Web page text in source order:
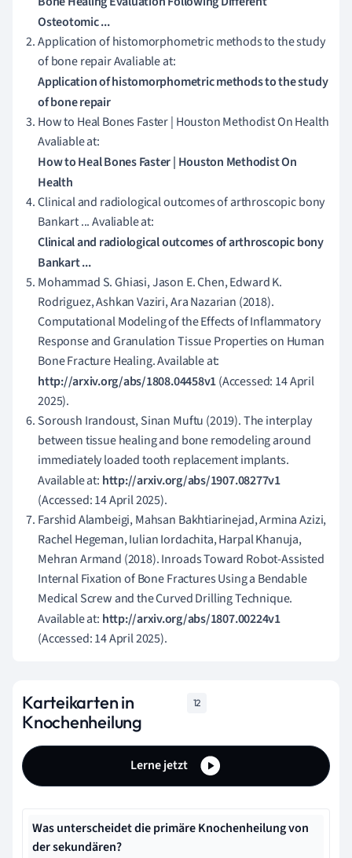
Osteotomic ...
Application of histomorphometric methods to the study
of bone repair Avaliable at:
Application of histomorphometric methods to the study
of bone repair
How to Heal Bones Faster | Houston Methodist On Health
Avaliable at:
How to Heal Bones Faster | Houston Methodist On
Health
Clinical and radiological outcomes of arthroscopic bony
Bankart ... Avaliable at:
Clinical and radiological outcomes of arthroscopic bony
Bankart ...
Mohammad S. Ghiasi, Jason E. Chen, Edward K.
Rodriguez, Ashkan Vaziri, Ara Nazarian (2018).
Computational Modeling of the Effects of Inflammatory
Response and Granulation Tissue Properties on Human
Bone Fracture Healing. Available at:
http://arxiv.org/abs/1808.04458v1(Accessed: 14 April
2025).
Soroush Irandoust, Sinan Muftu (2019). The interplay
between tissue healing and bone remodeling around
immediately loaded tooth replacement implants.
Available at: http://arxiv.org/abs/1907.08277v1
(Accessed: 14 April 2025).
Farshid Alambeigi, Mahsan Bakhtiarinejad, Armina Azizi,
Rachel Hegeman, Iulian Iordachita, Harpal Khanuja,
Mehran Armand (2018). Inroads Toward Robot-Assisted
Internal Fixation of Bone Fractures Using a Bendable
Medical Screw and the Curved Drilling Technique.
Available at: http://arxiv.org/abs/1807.00224v1
(Accessed: 14 April 2025).
Karteikarten in
Knochenheilung
12
Lerne jetzt
Was unterscheidet die primäre Knochenheilung von
der sekundären?